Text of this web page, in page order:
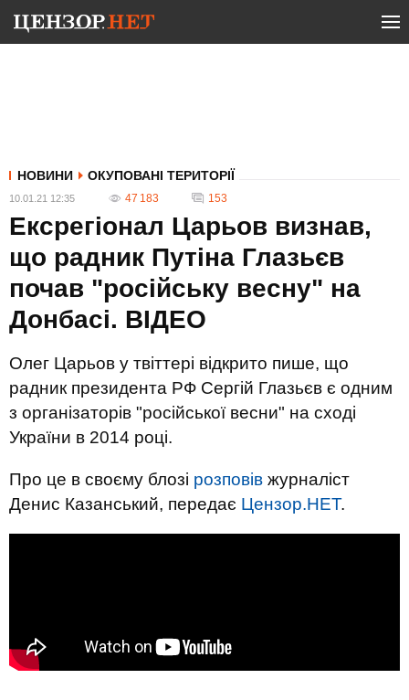
НОВИНИ ОКУПОВАНІ ТЕРИТОРІЇ
10.01.21 12:35 47 183 153
Ексрегіонал Царьов визнав,
що радник Путіна Глазьєв
почав "російську весну" на
Донбасі. ВIДЕО
Олег Царьов у твіттері відкрито пише, що
радник президента РФ Сергій Глазьєв є одним
з організаторів "російської весни" на сході
України в 2014 році.
Про це в своєму блозі розповів журналіст
Денис Казанський, передає Цензор.НЕТ.